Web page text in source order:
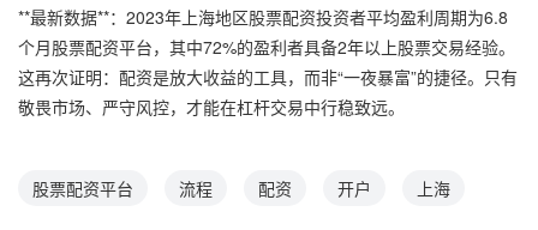
**最新数据**：2023年上海地区股票配资投资者平均盈利周期为6.8
个月股票配资平台，其中72%的盈利者具备2年以上股票交易经验。
这再次证明：配资是放大收益的工具，而非“一夜暴富”的捷径。只有
敬畏市场、严守风控，才能在杠杆交易中行稳致远。
股票配资平台 流程 配资 开户 上海